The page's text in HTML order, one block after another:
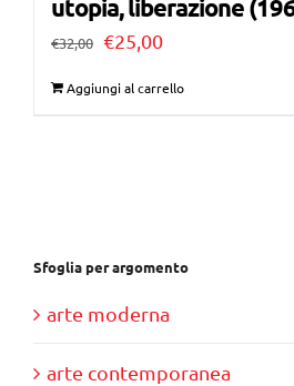
utopia, liberazione
€32,00 Il
€25,00Il
Aggiungi al carrello
Sfoglia per argomento
arte moderna
arte contemporanea